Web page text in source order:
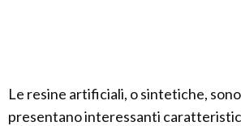
Le resine artificiali, o sintetiche,
presentano interessanti